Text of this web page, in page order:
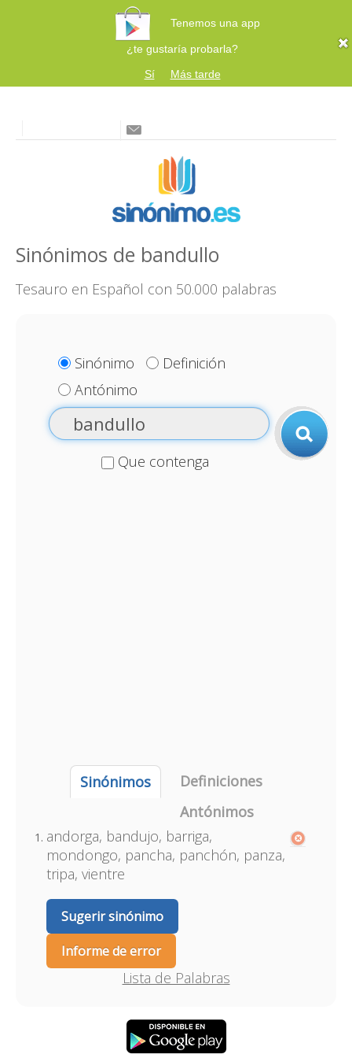
Tenemos una app
¿te gustaría probarla?
Sí
Más tarde
Sinónimos de bandullo
Tesauro en Español con 50.000 palabras
Sinónimo
Definición
Antónimo
Que contenga
Sinónimos
Definiciones
Antónimos
andorga, bandujo, barriga,
mondongo, pancha, panchón, panza,
tripa, vientre
Sugerir sinónimo
Informe de error
Lista de Palabras